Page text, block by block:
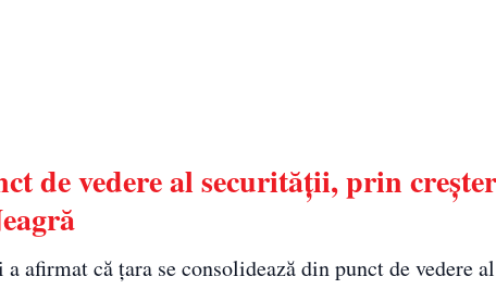
de vedere al securității, prin
afirmat că țara se consolidează din punct de vedere